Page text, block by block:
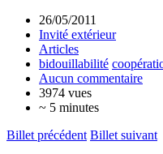
26/05/2011
Invité extérieur
Articles
bidouillabilité
Aucun commentaire
3974 vues
~ 5 minutes
Billet précédent Billet suivant